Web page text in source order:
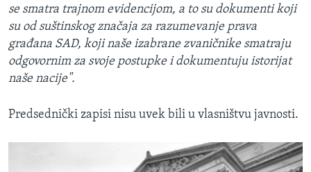
se smatra trajnom evidencijom, a to su dokumenti koji
su od suštinskog značaja za razumevanje prava
građana SAD, koji naše izabrane zvaničnike smatraju
odgovornim za svoje postupke i dokumentuju istorijat
naše nacije".
Predsednički zapisi nisu uvek bili u vlasništvu javnosti.